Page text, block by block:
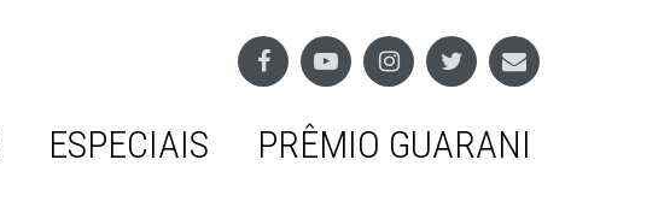
ESPECIAIS PRÊMIO GUARANI